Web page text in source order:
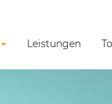
Leistungen